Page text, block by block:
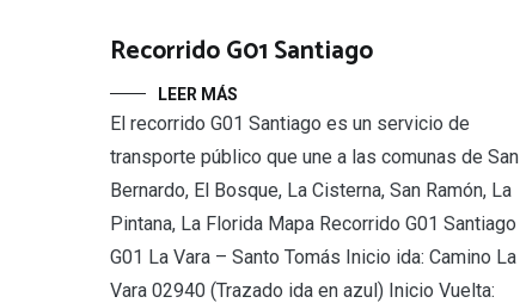
Recorrido G01 Santiago
LEER MÁS
El recorrido G01 Santiago es un servicio de
transporte público que une a las comunas de San
Bernardo, El Bosque, La Cisterna, San Ramón, La
Pintana, La Florida Mapa Recorrido G01 Santiago
G01 La Vara – Santo Tomás Inicio ida: Camino La
Vara 02940 (Trazado ida en azul) Inicio Vuelta: